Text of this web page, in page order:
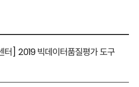
터] 2019 빅데이터품질평가 도구